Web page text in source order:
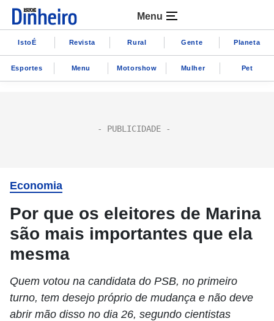
Menu
IstoÉ Revista Rural Gente Planeta
Esportes Menu Motorshow Mulher Pet
Economia
Por que os eleitores de Marina
são mais importantes que ela
mesma
Quem votou na candidata do PSB, no primeiro
turno, tem desejo próprio de mudança e não deve
abrir mão disso no dia 26, segundo cientistas